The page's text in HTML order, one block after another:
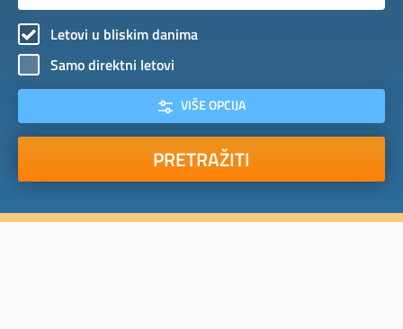
Letovi u bliskim danima
Samo direktni letovi
VIŠE OPCIJA
PRETRAŽITI